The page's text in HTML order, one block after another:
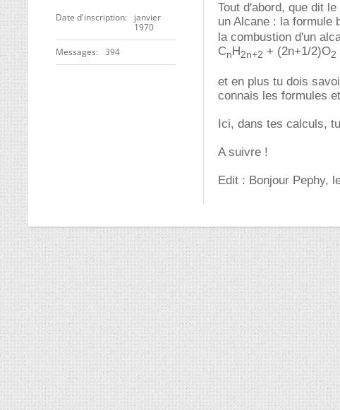
Date d'inscription
janvier
1970
Messages 394
Tout d'abord, que dit
un Alcane : la formule
la combustion d'un
Cn H2n+2 + (2n+1/2)O2
et en plus tu dois
connais les formules
Ici, dans tes calculs,
A suivre !
Edit : Bonjour Pephy,